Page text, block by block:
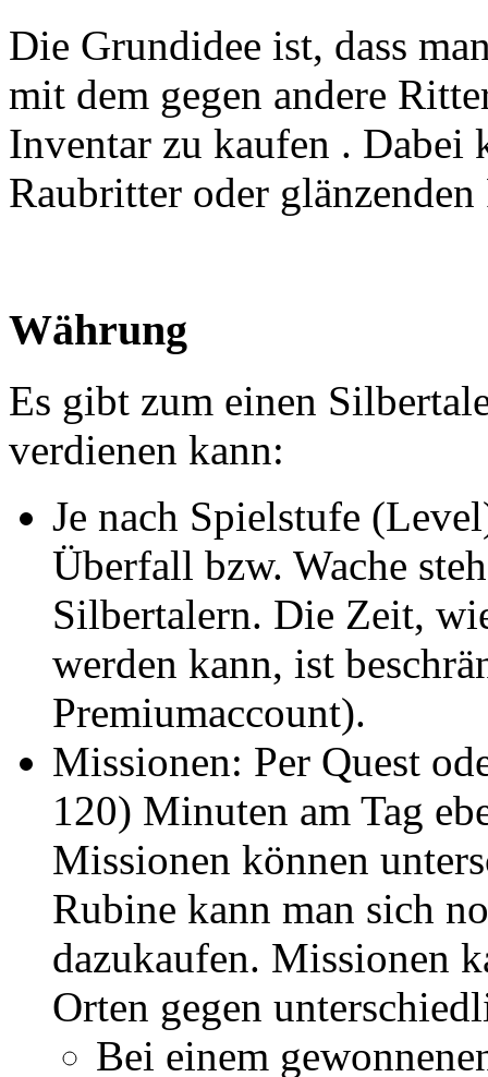
Die Grundidee ist, dass
mit dem gegen andere
Inventar zu kaufen . Dabei
Raubritter oder
Währung
Es gibt zum einen
verdienen kann:
Je nach Spielstufe
Überfall bzw. Wache
Silbertalern. Die Zeit,
werden kann, ist
Premiumaccount).
Missionen: Per Quest
120) Minuten am Tag
Missionen können
Rubine kann man sich
dazukaufen. Missionen
Orten gegen
Bei einem